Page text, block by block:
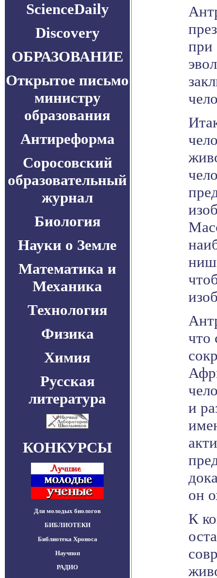
ScienceDaily
Discovery
ОБРАЗОВАНИЕ
Открытое письмо
министру
образования
Антиреформа
Соросовский
образовательный
журнал
Биология
Науки о Земле
Математика и
Механика
Технология
Физика
Химия
Русская
литература
КОНКУРСЫ
Для молодых биологов
БИБЛИОТЕКИ
Библиотека Хроноса
Научпоп
РАДИО
при
что
и
он
К